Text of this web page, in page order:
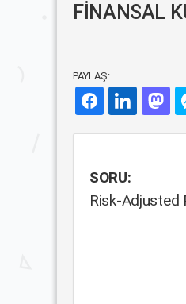
FİNANSAL
PAYLAŞ:
SORU:
Risk-Adjusted